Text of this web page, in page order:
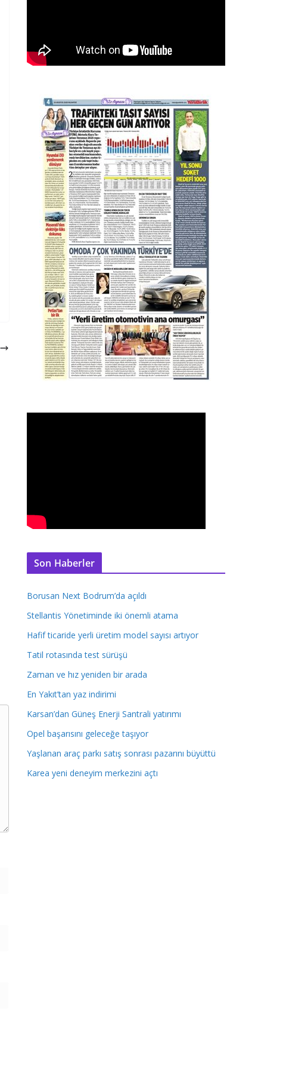
Son Haberler
Borusan Next Bodrum’da açıldı
Stellantis Yönetiminde iki önemli atama
Hafif ticaride yerli üretim model sayısı artıyor
Tatil rotasında test sürüşü
Zaman ve hız yeniden bir arada
En Yakıt’tan yaz indirimi
Karsan’dan Güneş Enerji Santrali yatırımı
Opel başarısını geleceğe taşıyor
Yaşlanan araç parkı satış sonrası pazarını büyüttü
Karea yeni deneyim merkezini açtı